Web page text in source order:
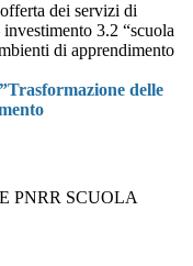
dei servizi di
3.2 “scuola
di apprendimento
delle
PNRR SCUOLA